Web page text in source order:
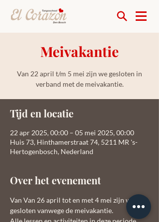
Meivakantie
Van 22 april t/m 5 mei zijn we gesloten in
verband met de meivakantie.
Tijd en locatie
22 apr 2025, 00:00 – 05 mei 2025, 00:00
Huis 73, Hinthamerstraat 74, 5211 MR 's-
Hertogenbosch, Nederland
Over het evenement
Van Van 26 april tot en met 4 mei zijn we
gesloten vanwege de meivakantie.